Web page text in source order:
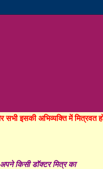
इसकी अभिव्यक्ति में मित्रवत
किसी डॉक्टर मित्र का